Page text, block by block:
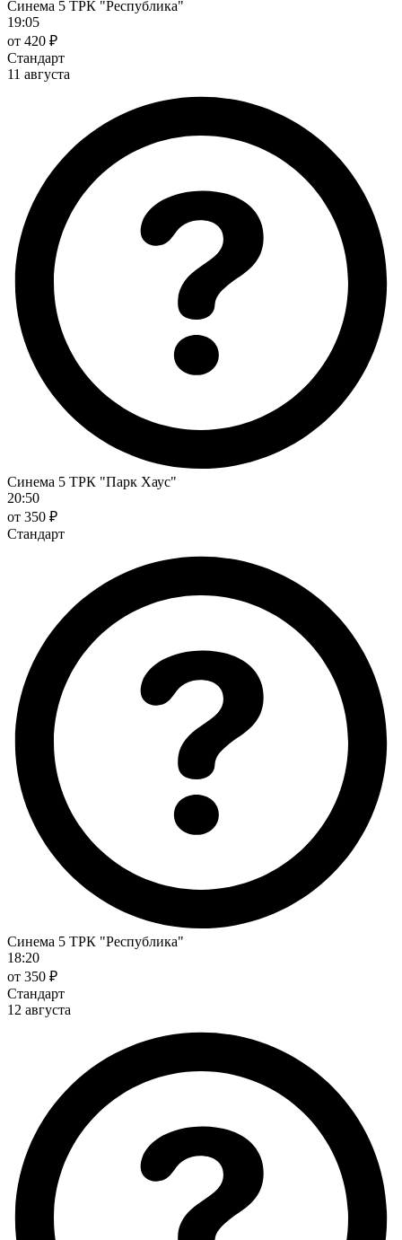
Синема 5 ТРК "Республика"
19:05
от 420 ₽
Стандарт
11 августа
Синема 5 ТРК "Парк Хаус"
20:50
от 350 ₽
Стандарт
Синема 5 ТРК "Республика"
18:20
от 350 ₽
Стандарт
12 августа